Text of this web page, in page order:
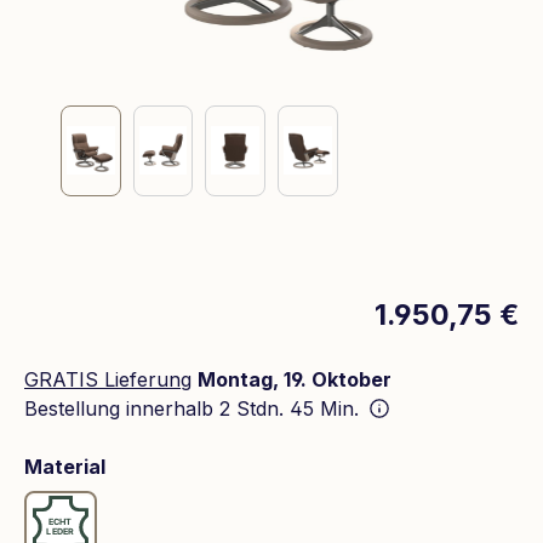
1.950,75 €
GRATIS Lieferung Montag, 19. Oktober
Bestellung innerhalb 2 Stdn. 45 Min.
Materialauswählen